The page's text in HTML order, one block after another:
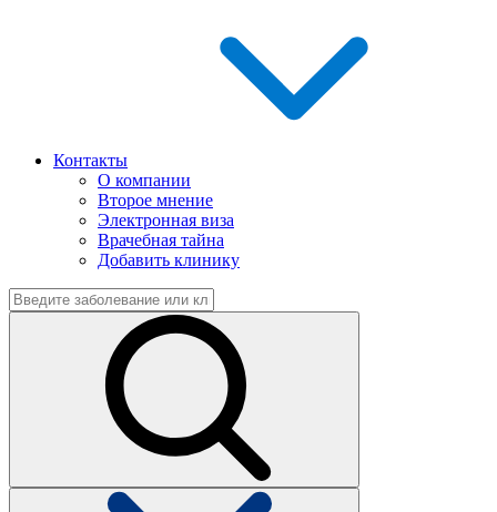
Контакты
О компании
Второе мнение
Электронная виза
Врачебная тайна
Добавить клинику